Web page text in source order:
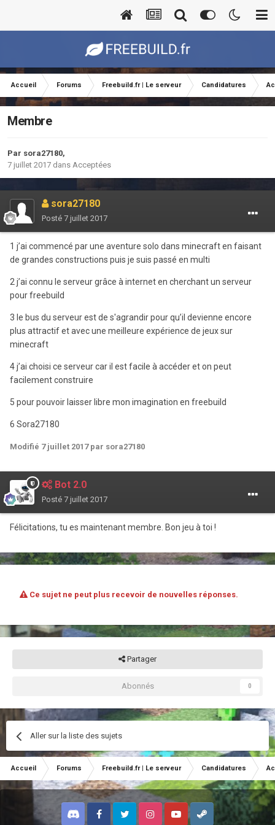
Accueil Forums Freebuild.fr | Le serveur Candidatures
Membre
Par sora27180,
7 juillet 2017 dans Acceptées
sora27180
Posté 7 juillet 2017
1 j’ai commencé par une aventure solo dans minecraft en faisant
de grandes constructions puis je suis passé en multi
2 j’ai connu le serveur grâce à internet en cherchant un serveur
pour freebuild
3 le bus du serveur est de s'agrandir pour qu’il devienne encore
plus attractif et avec une meilleure expérience de jeux sur
minecraft
4 j’ai choisi ce serveur car il est facile à accéder et on peut
facilement construire
5 pour pouvoir laisser libre mon imagination en freebuild
6 Sora27180
Modifié 7 juillet 2017par sora27180
Bot 2.0
Posté 7 juillet 2017
Félicitations, tu es maintenant membre. Bon jeu à toi !
Ce sujet ne peut plus recevoir de nouvelles réponses.
Partager
Abonnés 0
Aller sur la liste des sujets
Accueil Forums Freebuild.fr | Le serveur Candidatures